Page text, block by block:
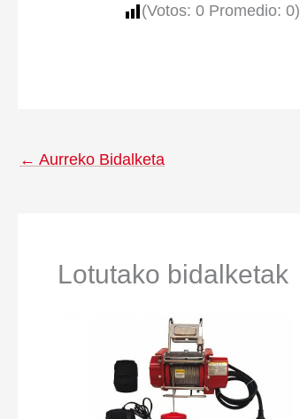
(Votos:0 Promedio:0)
← Aurreko Bidalketa
Lotutako bidalketak